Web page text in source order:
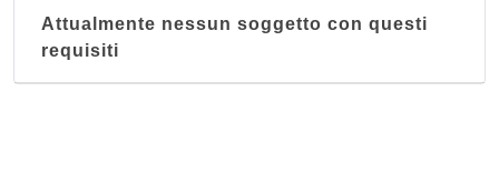
Attualmente nessun soggetto con questi
requisiti